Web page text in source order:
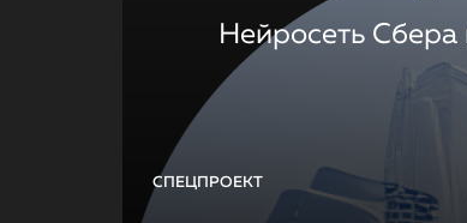
СПЕЦПРОЕКТ
Нейросеть Сбера